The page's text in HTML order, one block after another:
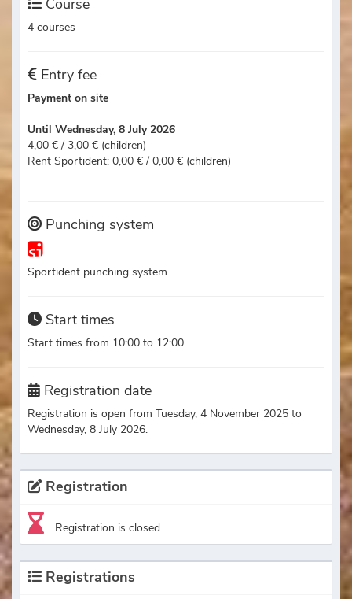
Course
4 courses
Entry fee
Payment on site
Until Wednesday, 8 July 2026
4,00 € / 3,00 € (children)
Rent Sportident: 0,00 € / 0,00 € (children)
Punching system
Sportident punching system
Start times
Start times from 10:00 to 12:00
Registration date
Registration is open from Tuesday, 4 November 2025 to
Wednesday, 8 July 2026.
Registration
Registration is closed
Registrations